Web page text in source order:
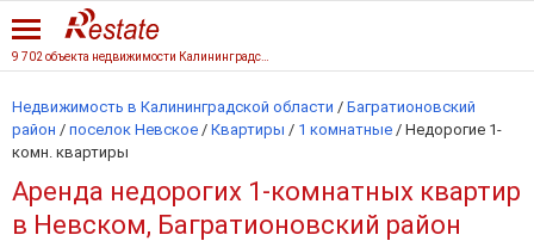
Недвижимость в Калининградской области / Багратионовский
район / поселок Невское / Квартиры / 1 комнатные / Недорогие 1-
комн. квартиры
Аренда недорогих 1-комнатных квартир
в Невском, Багратионовский район